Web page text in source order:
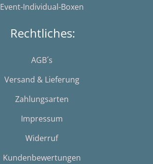
Event-Individual-Boxen
Rechtliches:
AGB´s
Versand & Lieferung
Zahlungsarten
Impressum
Widerruf
Kundenbewertungen